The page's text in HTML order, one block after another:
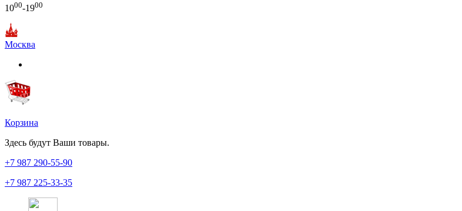
1000-1900
Москва
Корзина
Здесь будут Ваши товары.
+7 987 290-55-90
+7 987 225-33-35